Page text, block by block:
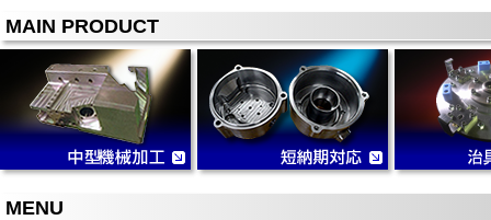
MAIN PRODUCT
MENU